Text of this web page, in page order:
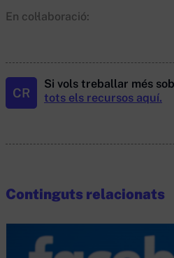
En col·laboració:
CR
Si vols treballar més
tots els recursos aquí.
Continguts relacionats